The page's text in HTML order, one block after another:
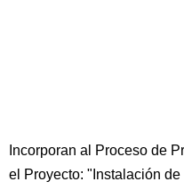
Incorporan al Proceso de
el Proyecto: "Instalación